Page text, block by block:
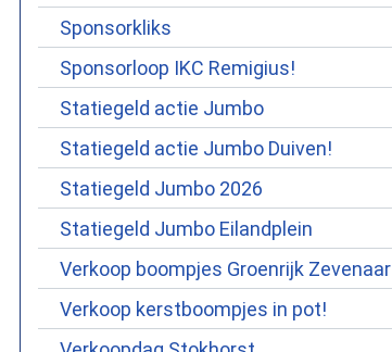
Sponsorkliks
Sponsorloop IKC Remigius!
Statiegeld actie Jumbo
Statiegeld actie Jumbo Duiven!
Statiegeld Jumbo 2026
Statiegeld Jumbo Eilandplein
Verkoop boompjes Groenrijk Zevenaar
Verkoop kerstboompjes in pot!